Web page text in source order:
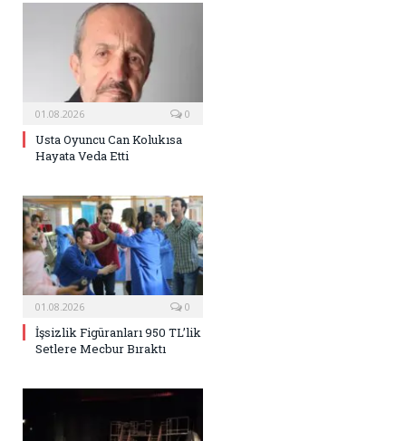
01.08.2026 0
Usta Oyuncu Can Kolukısa
Hayata Veda Etti
01.08.2026 0
İşsizlik Figüranları 950 TL’lik
Setlere Mecbur Bıraktı